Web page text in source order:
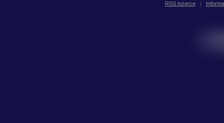
RSS inzerce |